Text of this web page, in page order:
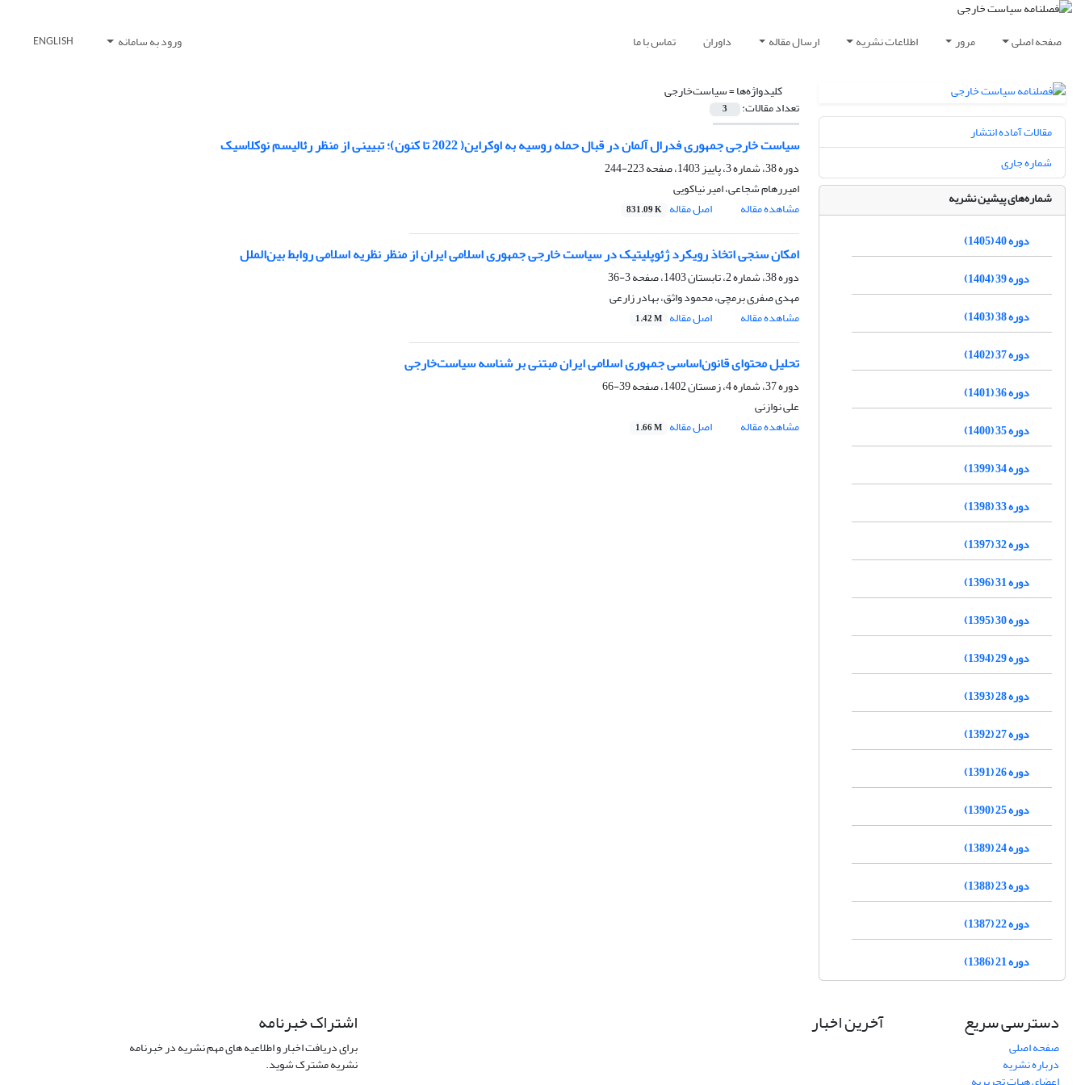
صفحه اصلی مرور اطلاعات نشریه ارسال مقاله داوران تماس با ما ورود به سامانه ENGLISH
کلیدواژه‌ها =سیاست‌خارجی
تعداد مقالات: 3
سیاست خارجی جمهوری فدرال آلمان در قبال حمله روسیه به اوکراین( 2022 تا کنون)؛ تبیینی از منظر رئالیسم‌ نوکلاسیک
دوره 38، شماره 3، پاییز 1403، صفحه
223-244
امیررهام شجاعی، امیر نیاکویی
مشاهده مقاله
اصل مقاله 831.09 K
امکان سنجی اتخاذ رویکرد ژئوپلیتیک در سیاست‌ خارجی جمهوری‌ اسلامی ایران از منظر نظریه اسلامی روابط بین‌الملل
دوره 38، شماره 2، تابستان 1403، صفحه
3-36
مهدی صفری برمچی، محمود واثق، بهادر زارعی
مشاهده مقاله
اصل مقاله 1.42 M
تحلیل محتوای قانون‌اساسی جمهوری اسلامی ایران مبتنی بر شناسه سیاست‌خارجی
دوره 37، شماره 4، زمستان 1402، صفحه
39-66
علی نوازنی
مشاهده مقاله
اصل مقاله 1.66 M
مقالات آماده انتشار
شماره جاری
شماره‌های پیشین نشریه
دوره 40 (1405)
دوره 39 (1404)
دوره 38 (1403)
دوره 37 (1402)
دوره 36 (1401)
دوره 35 (1400)
دوره 34 (1399)
دوره 33 (1398)
دوره 32 (1397)
دوره 31 (1396)
دوره 30 (1395)
دوره 29 (1394)
دوره 28 (1393)
دوره 27 (1392)
دوره 26 (1391)
دوره 25 (1390)
دوره 24 (1389)
دوره 23 (1388)
دوره 22 (1387)
دوره 21 (1386)
دسترسی سریع
صفحه اصلی
درباره نشریه
آخرین اخبار اشتراک خبرنامه
برای دریافت اخبار و اطلاعیه های مهم نشریه در خبرنامه
نشریه مشترک شوید.